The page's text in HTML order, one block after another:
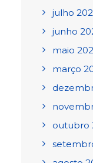
julho
junho
maio
março
outubro